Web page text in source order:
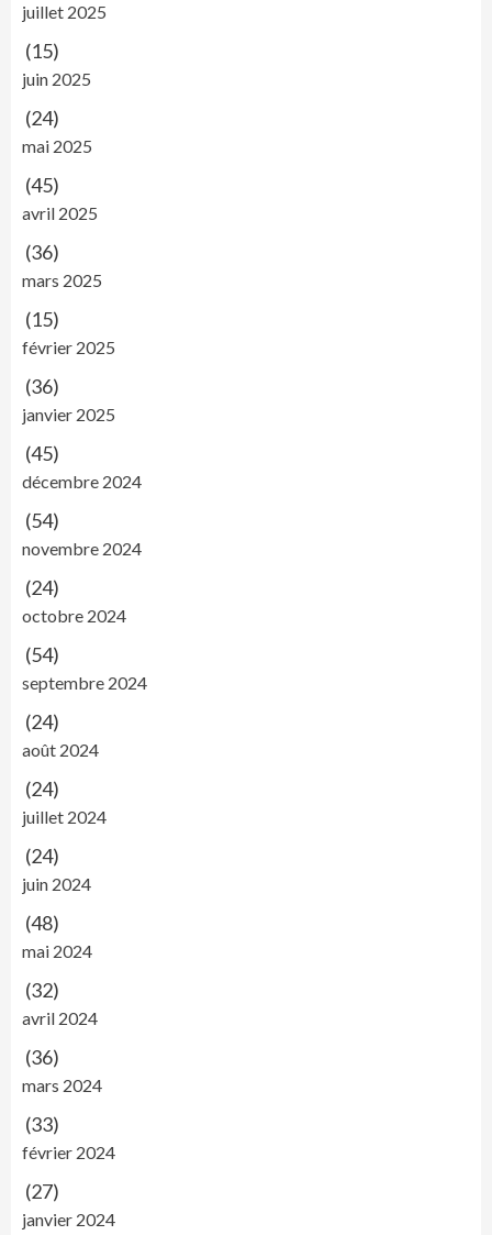
juillet 2025
(15)
juin 2025
(24)
mai 2025
(45)
avril 2025
(36)
mars 2025
(15)
février 2025
(36)
janvier 2025
(45)
décembre 2024
(54)
novembre 2024
(24)
octobre 2024
(54)
septembre 2024
(24)
août 2024
(24)
juillet 2024
(24)
juin 2024
(48)
mai 2024
(32)
avril 2024
(36)
mars 2024
(33)
février 2024
(27)
janvier 2024